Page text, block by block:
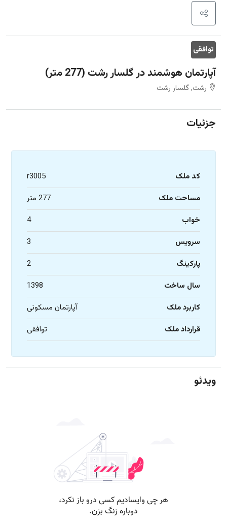
توافقی
آپارتمان هوشمند در گلسار رشت (277 متر)
رشت, گلسار رشت
جزئیات
کد ملک
r3005
مساحت ملک
277 متر
خواب
4
سرویس
3
پارکینگ
2
سال ساخت
1398
کاربرد ملک
آپارتمان مسکونی
قرارداد ملک
توافقی
ویدئو